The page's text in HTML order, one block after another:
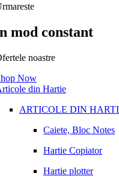
mod constant
noastre
Now
din Hartie
ARTICOLE DIN
Caiete, Bloc Notes
Hartie Copiator
Hartie plotter